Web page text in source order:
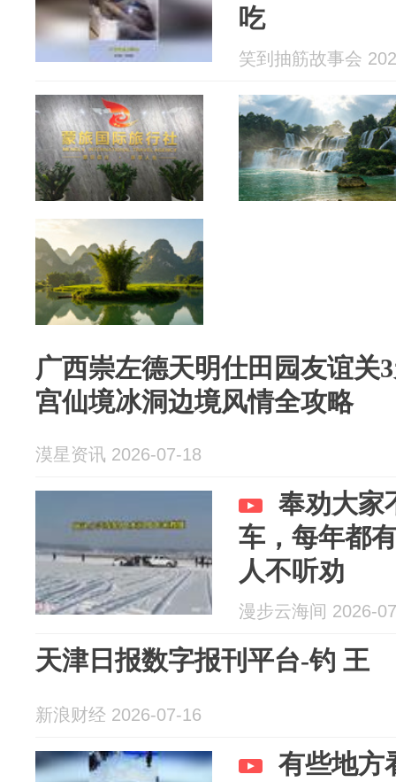
吃
笑到抽筋故事会
广西崇左德天明仕田园友谊关
宫仙境冰洞边境风情全攻略
漠星资讯 2026-07-18
奉劝大家
车，每年都
人不听劝
漫步云海间 2026-
天津日报数字报刊平台-钓 王
新浪财经 2026-07-16
有些地方